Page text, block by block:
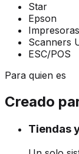
Star
Epson
Scanners
ESC/POS
Para quien es
Creado
Tiendas